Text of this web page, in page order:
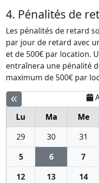
4. Pénalités de
Les pénalités de retard
par jour de retard avec
et de 500€ par location.
entraînera une pénalité
maximum de 500€ par
Lu
Ma Me
29
30 31
5
6 7
12
13 14